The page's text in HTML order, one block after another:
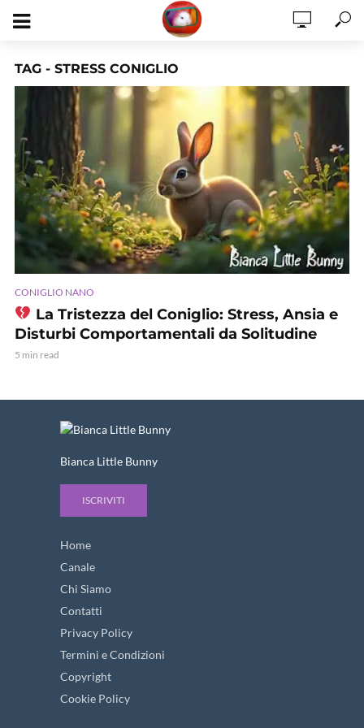
TAG - STRESS CONIGLIO
CONIGLIO NANO
La Tristezza del Coniglio: Stress, Ansia e
Disturbi Comportamentali da Solitudine
5 min read
Bianca Little Bunny
ISCRIVITI
Home
Canale
Chi Siamo
Contatti
Privacy Policy
Termini e Condizioni
Copyright
Cookie Policy